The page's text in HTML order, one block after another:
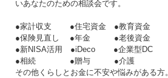
いあなたのための相談会です。
●家計収支 ●住宅資金 ●教育資金
●保険見直し ●年金 ●老後資
●新NISA活用 ●iDeco ●企業型DC
●相続 ●贈与 ●介護
その他くらしとお金に不安や悩みがある方。